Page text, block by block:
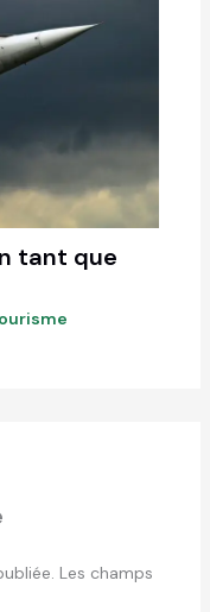
tant que
Les champs